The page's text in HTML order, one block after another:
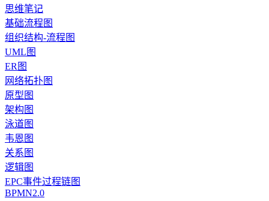
思维笔记
基础流程图
组织结构-流程图
UML图
ER图
网络拓扑图
原型图
架构图
泳道图
韦恩图
关系图
逻辑图
EPC事件过程链图
BPMN2.0